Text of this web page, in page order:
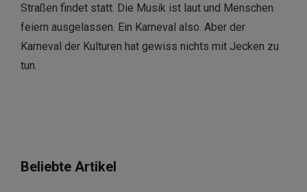
Straßen findet statt. Die Musik ist laut und Menschen
feiern ausgelassen. Ein Karneval also. Aber der
Karneval der Kulturen hat gewiss nichts mit Jecken zu
tun.
Beliebte Artikel